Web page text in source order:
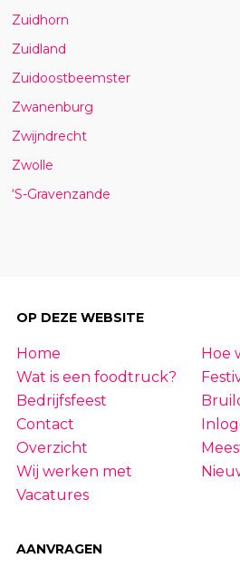
Zuidhorn
Zuidland
Zuidoostbeemster
Zwanenburg
Zwijndrecht
Zwolle
‘S-Gravenzande
OP DEZE WEBSITE
Home
Hoe
Wat is een foodtruck?
Bedrijfsfeest
Contact
Overzicht
Wij werken met
Vacatures
AANVRAGEN